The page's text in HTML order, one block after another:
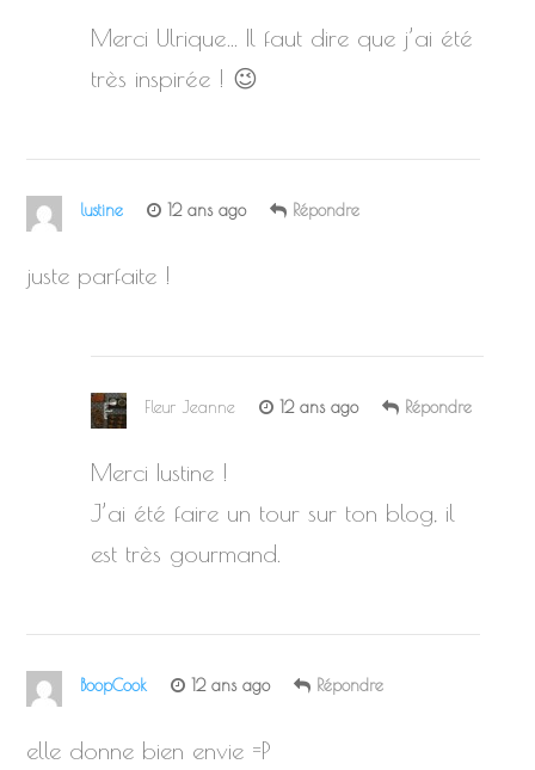
Merci Ulrique… Il faut dire que j’ai été
très inspirée ! 😉
lustine 12 ans ago Répondre
juste parfaite !
Fleur Jeanne 12 ans ago Répondre
Merci Iustine !
J’ai été faire un tour sur ton blog, il
est très gourmand.
BoopCook 12 ans ago Répondre
elle donne bien envie =P